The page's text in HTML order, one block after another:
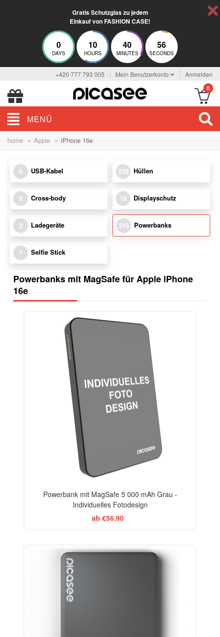
Gratis Schutzglas zu jedem
Einkauf von FASHION CASE!
0
DAYS
10
HOURS
40
MINUTES
55
SECONDS
+420 777 793 005 Mein Benutzerkonto Anmelden
0
MENÜ
home » Apple » iPhone 16e
6 USB-Kabel 229 Hüllen
6 Cross-body 16 Displayschutz
2 Ladegeräte 216 Powerbanks
1 Selfie Stick
Powerbanks mit MagSafe für Apple iPhone
16e
Powerbank mit MagSafe 5 000 mAh Grau -
Individuelles Fotodesign
ab €56,90